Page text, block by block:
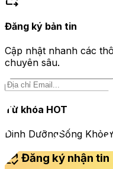
Đăng ký bản tin
Cập nhật nhanh các
chuyên sâu.
Từ khóa HOT
Dinh DưỡngSống Khỏe
mark_email_read Đăng ký nhận tin